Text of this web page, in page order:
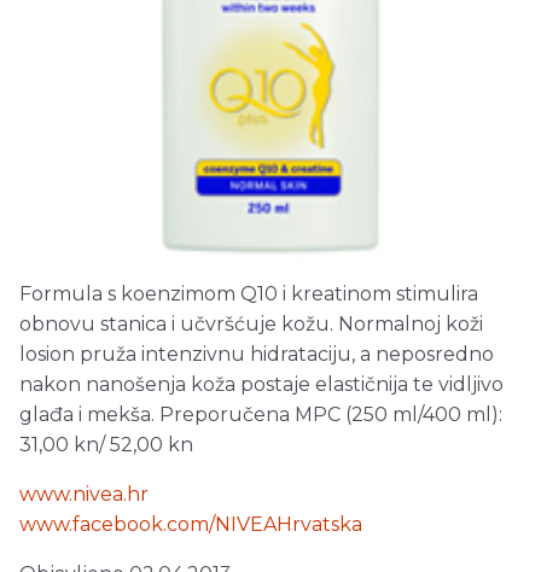
Formula s koenzimom Q10 i kreatinom stimulira
obnovu stanica i učvršćuje kožu. Normalnoj koži
losion pruža intenzivnu hidrataciju, a neposredno
nakon nanošenja koža postaje elastičnija te vidljivo
glađa i mekša. Preporučena MPC (250 ml/400 ml):
31,00 kn/ 52,00 kn
www.nivea.hr
www.facebook.com/NIVEAHrvatska